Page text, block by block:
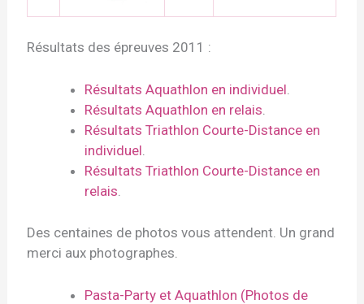
Résultats des épreuves 2011 :
Résultats Aquathlon en individuel.
Résultats Aquathlon en relais.
Résultats Triathlon Courte-Distance en
individuel.
Résultats Triathlon Courte-Distance en
relais.
Des centaines de photos vous attendent. Un grand
merci aux photographes.
Pasta-Party et Aquathlon (Photos de